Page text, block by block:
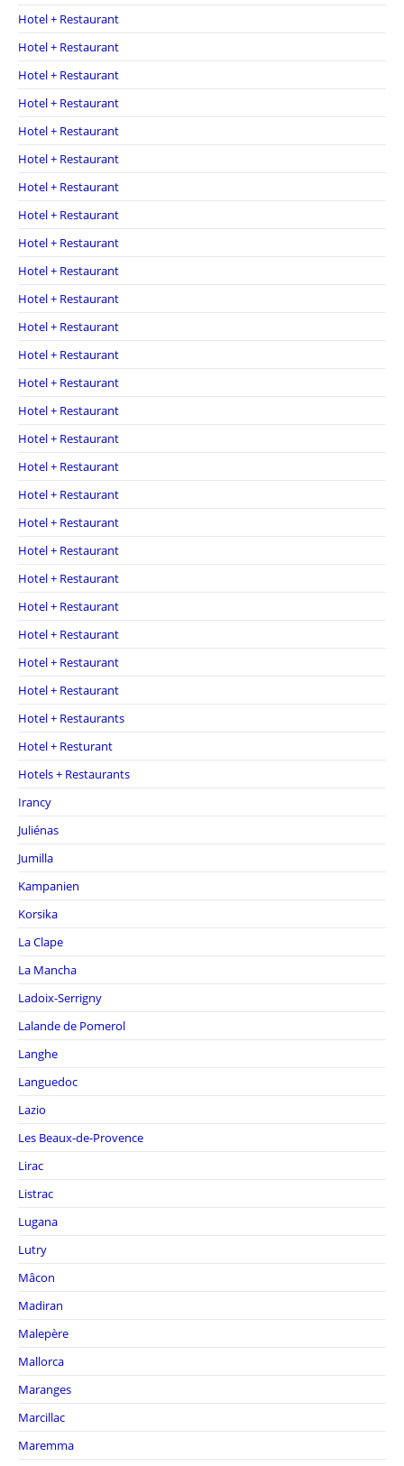
Hotel + Restaurant
Hotel + Restaurant
Hotel + Restaurant
Hotel + Restaurant
Hotel + Restaurant
Hotel + Restaurant
Hotel + Restaurant
Hotel + Restaurant
Hotel + Restaurant
Hotel + Restaurant
Hotel + Restaurant
Hotel + Restaurant
Hotel + Restaurant
Hotel + Restaurant
Hotel + Restaurant
Hotel + Restaurant
Hotel + Restaurant
Hotel + Restaurant
Hotel + Restaurant
Hotel + Restaurant
Hotel + Restaurant
Hotel + Restaurant
Hotel + Restaurant
Hotel + Restaurant
Hotel + Restaurant
Hotel + Restaurants
Hotel + Resturant
Hotels + Restaurants
Irancy
Juliénas
Jumilla
Kampanien
Korsika
La Clape
La Mancha
Ladoix-Serrigny
Lalande de Pomerol
Langhe
Languedoc
Lazio
Les Beaux-de-Provence
Lirac
Listrac
Lugana
Lutry
Mâcon
Madiran
Malepère
Mallorca
Maranges
Marcillac
Maremma